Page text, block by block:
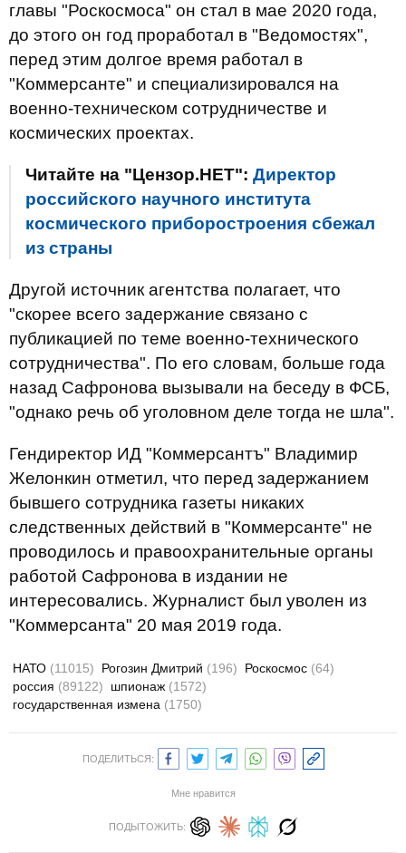
главы "Роскосмоса" он стал в мае 2020 года,
до этого он год проработал в "Ведомостях",
перед этим долгое время работал в
"Коммерсанте" и специализировался на
военно-техническом сотрудничестве и
космических проектах.
Читайте на "Цензор.НЕТ": Директор
российского научного института
космического приборостроения сбежал
из страны
Другой источник агентства полагает, что
"скорее всего задержание связано с
публикацией по теме военно-технического
сотрудничества". По его словам, больше года
назад Сафронова вызывали на беседу в ФСБ,
"однако речь об уголовном деле тогда не шла".
Гендиректор ИД "Коммерсантъ" Владимир
Желонкин отметил, что перед задержанием
бывшего сотрудника газеты никаких
следственных действий в "Коммерсанте" не
проводилось и правоохранительные органы
работой Сафронова в издании не
интересовались. Журналист был уволен из
"Коммерсанта" 20 мая 2019 года.
НАТО (11015) Рогозин Дмитрий (196) Роскосмос (64)
россия (89122) шпионаж (1572)
государственная измена (1750)
ПОДЕЛИТЬСЯ:
Мне нравится
ПОДЫТОЖИТЬ: